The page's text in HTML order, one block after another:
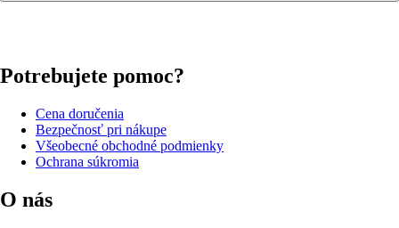
Potrebujete pomoc?
Cena doručenia
Bezpečnosť pri nákupe
Všeobecné obchodné podmienky
Ochrana súkromia
O nás